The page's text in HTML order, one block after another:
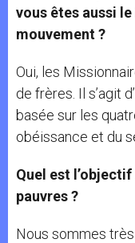
vous êtes aussi
mouvement ?
Oui, les
de frères. Il s’agit
basée sur les
obéissance et du
Quel est
pauvres ?
Nous sommes